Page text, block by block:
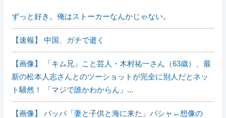
ずっと好き。俺はストーカーなんかじゃない。
【速報】 中国、ガチで逝く
【画像】 「キム兄」こと芸人・木村祐一さん（63歳）、最
新の松本人志さんとのツーショットが完全に別人だとネッ
ト騒然！ 「マジで誰かわからん」...
【画像】 パッパ「妻と子供と海に来た」パシャ←想像の